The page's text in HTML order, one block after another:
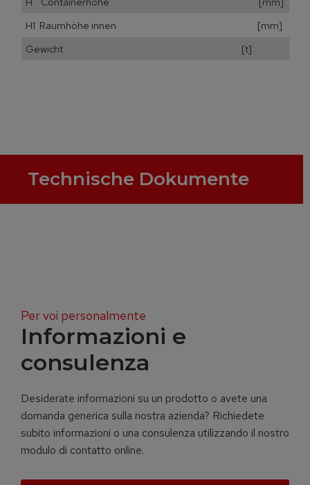
H1 Raumhöhe innen [mm]
Gewicht [t]
Technische Dokumente
Per voi personalmente
Informazioni e
consulenza
Desiderate informazioni su un prodotto o avete una
domanda generica sulla nostra azienda? Richiedete
subito informazioni o una consulenza utilizzando il nostro
modulo di contatto online.